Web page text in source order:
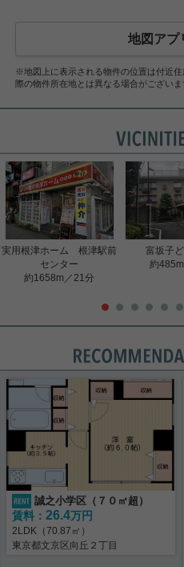
地図アプ
※地図上に表示される物件の位置は付近
際の物件所在地とは異なる場合がございま
実用根津ホーム 根津駅前
センター
約1658m／21分
富坂子
約
誠之小学区（７０㎡超）
賃料： 26.4万円
2LDK（70.87㎡）
東京都文京区向丘２丁目